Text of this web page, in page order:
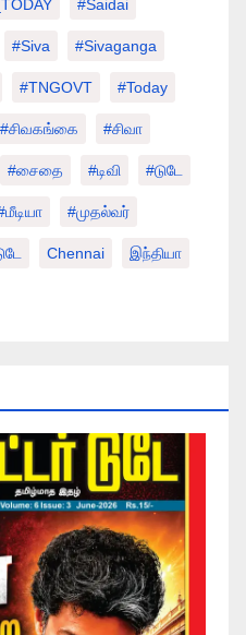
#saidai
#Siva #Sivaganga
#TNGOVT #today
#சிவகங்கை #சிவா
#சைதை #டிவி #டுடே
#முதல்வர்
Chennai இந்தியா